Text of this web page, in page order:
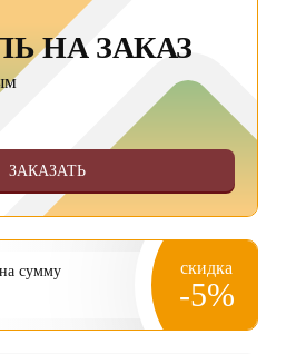
НА ЗАКАЗ
ЗАКАЗАТЬ
сумму скидка
-5%